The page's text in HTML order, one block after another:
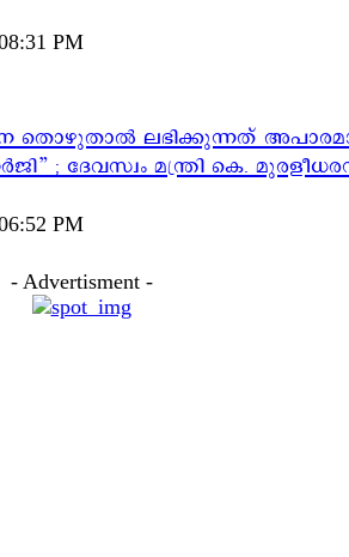
PM
തൊഴുതാൽ ലഭിക്കുന്നത്
; ദേവസ്വം മന്ത്രി കെ.
PM
- Advertisment -